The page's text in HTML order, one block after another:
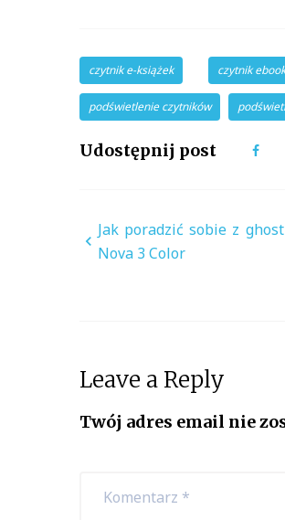
czytnik e-książek czytnik
podświetlenie czytników
Udostępnij post
Nawigacja
wpisu
Jak poradzić sobie z
Nova 3 Color
Leave a Reply
Twój adres email nie